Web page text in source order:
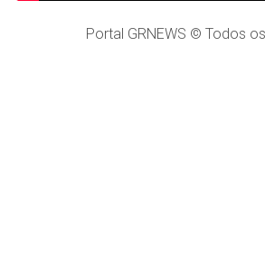
Portal GRNEWS © Todos